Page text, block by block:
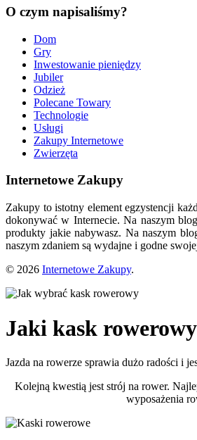
O czym napisaliśmy?
Dom
Gry
Inwestowanie pieniędzy
Jubiler
Odzież
Polecane Towary
Technologie
Usługi
Zakupy Internetowe
Zwierzęta
Internetowe Zakupy
Zakupy to istotny element egzystencji
dokonywać w Internecie. Na naszym
produkty jakie nabywasz. Na naszym
naszym zdaniem są wydajne i godne
© 2026 Internetowe Zakupy.
Jaki kask
Jazda na rowerze sprawia dużo radości i
Kolejną kwestią jest strój na rower.
wyposażenia